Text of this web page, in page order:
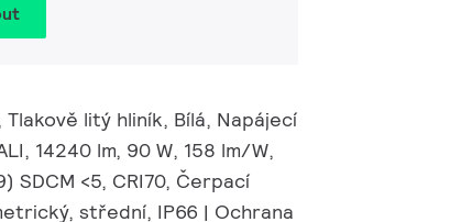
litý hliník, Bílá, Napájecí
14240 lm, 90 W, 158 lm/W,
SDCM <5, CRI70, Čerpací
střední, IP66 | Ochrana